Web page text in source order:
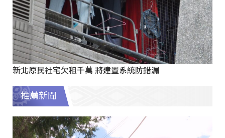
新北原民社宅欠租千萬 將建置系統防錯漏
推薦新聞